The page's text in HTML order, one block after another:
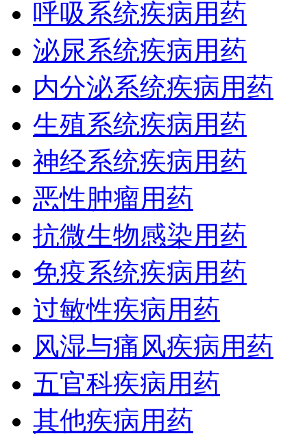
呼吸系统疾病用药
泌尿系统疾病用药
内分泌系统疾病用药
生殖系统疾病用药
神经系统疾病用药
恶性肿瘤用药
抗微生物感染用药
免疫系统疾病用药
过敏性疾病用药
风湿与痛风疾病用药
五官科疾病用药
其他疾病用药